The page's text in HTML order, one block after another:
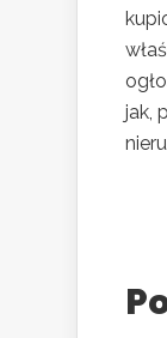
jak,